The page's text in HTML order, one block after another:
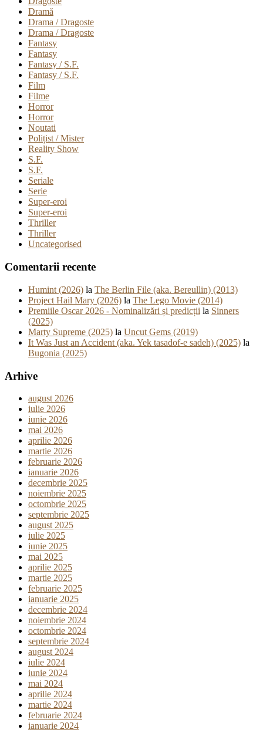
Dramă
Drama / Dragoste
Drama / Dragoste
Fantasy
Fantasy
Fantasy / S.F.
Fantasy / S.F.
Film
Filme
Horror
Horror
Noutati
Polițist / Mister
Reality Show
S.F.
S.F.
Seriale
Serie
Super-eroi
Super-eroi
Thriller
Thriller
Uncategorised
Comentarii recente
Humint (2026) la The Berlin File (aka. Bereullin) (2013)
Project Hail Mary (2026) la The Lego Movie (2014)
Premiile Oscar 2026 - Nominalizări și predicții la Sinners
(2025)
Marty Supreme (2025) la Uncut Gems (2019)
It Was Just an Accident (aka. Yek tasadof-e sadeh) (2025) la
Bugonia (2025)
Arhive
august 2026
iulie 2026
iunie 2026
mai 2026
aprilie 2026
martie 2026
februarie 2026
ianuarie 2026
decembrie 2025
noiembrie 2025
octombrie 2025
septembrie 2025
august 2025
iulie 2025
iunie 2025
mai 2025
aprilie 2025
martie 2025
februarie 2025
ianuarie 2025
decembrie 2024
noiembrie 2024
octombrie 2024
septembrie 2024
august 2024
iulie 2024
iunie 2024
mai 2024
aprilie 2024
martie 2024
februarie 2024
ianuarie 2024